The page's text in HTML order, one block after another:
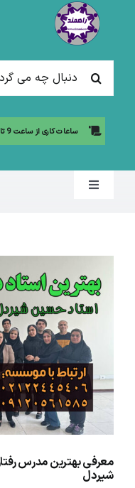
جستجو
برای:
ساعات کاری از ساعت 9 تا 19 تمامی ایام هفته
Toggle
معرفی بهترین مدرس
شیردل